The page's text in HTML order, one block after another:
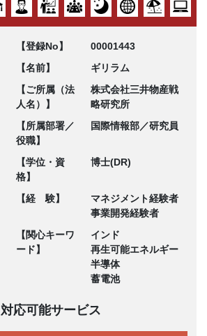
【登録No】
00001443
【名前】
ギリラム
【ご所属（法
人名）】
株式会社三井物産戦
略研究所
【所属部署／
役職】
国際情報部／研究員
【学位・資
格】
博士(DR)
【経 験】
マネジメント経験者
事業開発経験者
【関心キーワ
ード】
インド
再生可能エネルギー
半導体
蓄電池
対応可能サービス